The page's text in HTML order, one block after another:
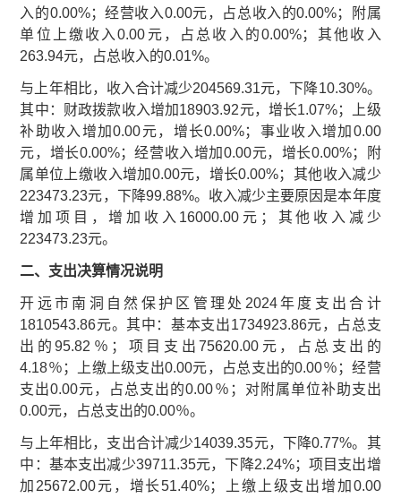
入的0.00%；经营收入0.00元，占总收入的0.00%；附属
单位上缴收入0.00元，占总收入的0.00%；其他收入
263.94元，占总收入的0.01%。
与上年相比，收入合计减少204569.31元，下降10.30%。
其中：财政拨款收入增加18903.92元，增长1.07%；上级
补助收入增加0.00元，增长0.00%；事业收入增加0.00
元，增长0.00%；经营收入增加0.00元，增长0.00%；附
属单位上缴收入增加0.00元，增长0.00%；其他收入减少
223473.23元，下降99.88%。收入减少主要原因是本年度
增加项目，增加收入16000.00元；其他收入减少
223473.23元。
二、支出决算情况说明
开远市南洞自然保护区管理处2024年度支出合计
1810543.86元。其中：基本支出1734923.86元，占总支
出的95.82％；项目支出75620.00元，占总支出的
4.18％；上缴上级支出0.00元，占总支出的0.00％；经营
支出0.00元，占总支出的0.00％；对附属单位补助支出
0.00元，占总支出的0.00％。
与上年相比，支出合计减少14039.35元，下降0.77%。其
中：基本支出减少39711.35元，下降2.24%；项目支出增
加25672.00元，增长51.40%；上缴上级支出增加0.00